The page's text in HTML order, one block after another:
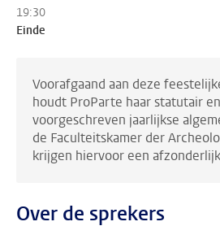
19:30
Einde
Voorafgaand aan deze
houdt ProParte haar statutair
voorgeschreven jaarlijkse
de Faculteitskamer der
krijgen hiervoor een
Over de sprekers